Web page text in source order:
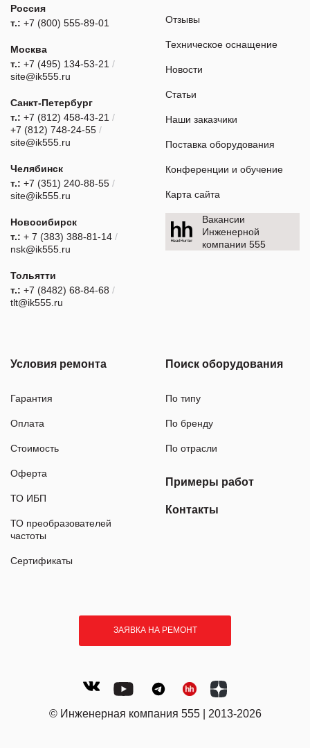
Россия
т.: +7 (800) 555-89-01
Москва
т.: +7 (495) 134-53-21 /
site@ik555.ru
Санкт-Петербург
т.: +7 (812) 458-43-21 /
+7 (812) 748-24-55 /
site@ik555.ru
Челябинск
т.: +7 (351) 240-88-55 /
site@ik555.ru
Новосибирск
т.: + 7 (383) 388-81-14 /
nsk@ik555.ru
Тольятти
т.: +7 (8482) 68-84-68 /
tlt@ik555.ru
Отзывы
Техническое оснащение
Новости
Статьи
Наши заказчики
Поставка оборудования
Конференции и обучение
Карта сайта
Вакансии
Инженерной
компании 555
Условия ремонта
Гарантия
Оплата
Стоимость
Оферта
ТО ИБП
ТО преобразователей
частоты
Сертификаты
Поиск оборудования
По типу
По бренду
По отрасли
Примеры работ
Контакты
ЗАЯВКА НА РЕМОНТ
© Инженерная компания 555 | 2013-2026